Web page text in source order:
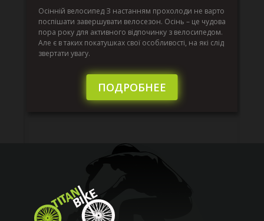
Осінній велосипед З настанням прохолоди не варто
поспішати завершувати велосезон. Осінь – це чудова
пора року для активного відпочинку з велосипедом.
Але є в таких покатушках свої особливості, на які слід
звертати увагу.
ПОДРОБНЕЕ